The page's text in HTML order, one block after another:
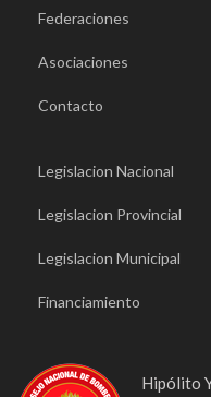
Federaciones
Asociaciones
Contacto
Legislacion Nacional
Legislacion Provincial
Legislacion Municipal
Financiamiento
Hipólito